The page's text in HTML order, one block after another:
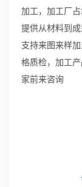
加工，加工厂
提供从材料到
支持来图来样
格质检，加工
家前来咨询